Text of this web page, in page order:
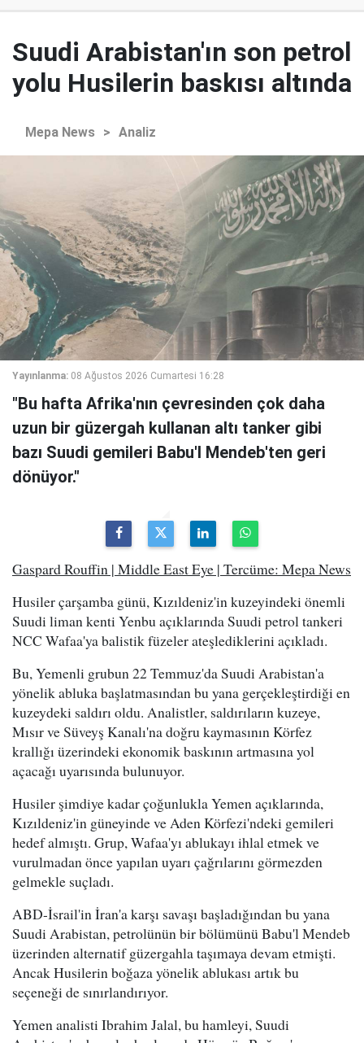
Suudi Arabistan'ın son petrol
yolu Husilerin baskısı altında
Mepa News > Analiz
Yayınlanma: 08 Ağustos 2026 Cumartesi 16:28
"Bu hafta Afrika'nın çevresinden çok daha
uzun bir güzergah kullanan altı tanker gibi
bazı Suudi gemileri Babu'l Mendeb'ten geri
dönüyor."
Gaspard Rouffin | Middle East Eye | Tercüme: Mepa News
Husiler çarşamba günü, Kızıldeniz'in kuzeyindeki önemli
Suudi liman kenti Yenbu açıklarında Suudi petrol tankeri
NCC Wafaa'ya balistik füzeler ateşlediklerini açıkladı.
Bu, Yemenli grubun 22 Temmuz'da Suudi Arabistan'a
yönelik abluka başlatmasından bu yana gerçekleştirdiği en
kuzeydeki saldırı oldu. Analistler, saldırıların kuzeye,
Mısır ve Süveyş Kanalı'na doğru kaymasının Körfez
krallığı üzerindeki ekonomik baskının artmasına yol
açacağı uyarısında bulunuyor.
Husiler şimdiye kadar çoğunlukla Yemen açıklarında,
Kızıldeniz'in güneyinde ve Aden Körfezi'ndeki gemileri
hedef almıştı. Grup, Wafaa'yı ablukayı ihlal etmek ve
vurulmadan önce yapılan uyarı çağrılarını görmezden
gelmekle suçladı.
ABD-İsrail'in İran'a karşı savaşı başladığından bu yana
Suudi Arabistan, petrolünün bir bölümünü Babu'l Mendeb
üzerinden alternatif güzergahla taşımaya devam etmişti.
Ancak Husilerin boğaza yönelik ablukası artık bu
seçeneği de sınırlandırıyor.
Yemen analisti Ibrahim Jalal, bu hamleyi, Suudi